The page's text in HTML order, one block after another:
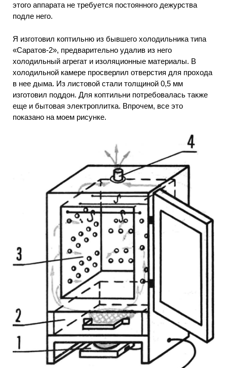
этого аппарата не требуется постоянного дежурства
подле него.
Я изготовил коптильню из бывшего холодильника типа
«Саратов-2», предварительно удалив из него
холодильный агрегат и изоляционные материалы. В
холодильной камере просверлил отверстия для прохода
в нее дыма. Из листовой стали толщиной 0,5 мм
изготовил поддон. Для коптильни потребовалась также
еще и бытовая электроплитка. Впрочем, все это
показано на моем рисунке.